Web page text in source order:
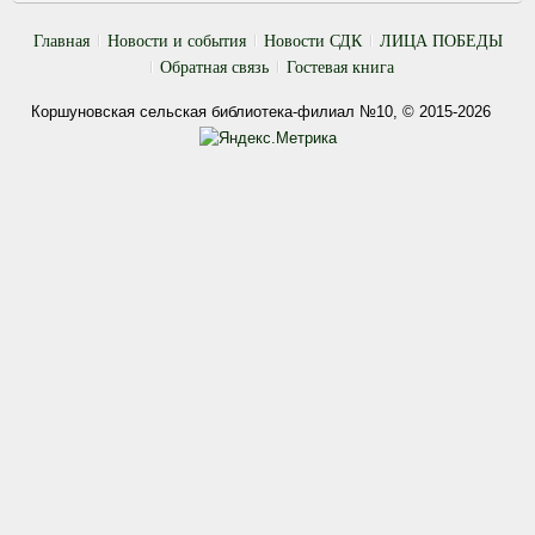
Главная Новости и события Новости СДК
ЛИЦА ПОБЕДЫ
Обратная связь
Гостевая книга
Коршуновская сельская библиотека-филиал №10, © 2015-2026